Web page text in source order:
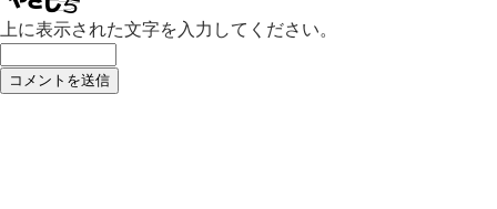
上に表示された文字を入力してください。